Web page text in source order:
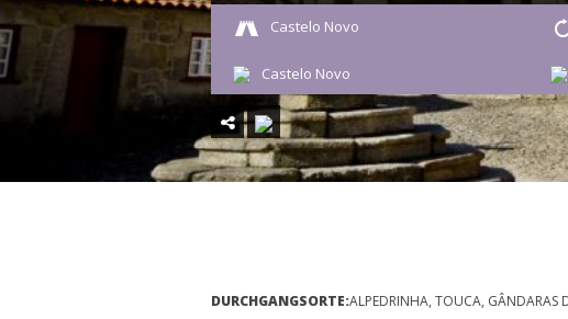
Castelo Novo
Castelo Novo
DURCHGANGSORTE:ALPEDRINHA, TOUCA, GÂNDARAS